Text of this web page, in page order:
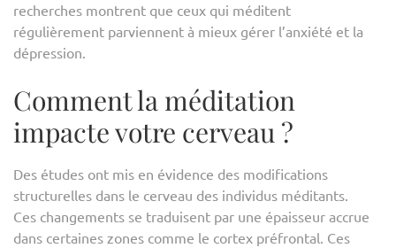
recherches montrent que ceux qui méditent
régulièrement parviennent à mieux gérer l’anxiété et la
dépression.
Comment la méditation
impacte votre cerveau ?
Des études ont mis en évidence des modifications
structurelles dans le cerveau des individus méditants.
Ces changements se traduisent par une épaisseur accrue
dans certaines zones comme le cortex préfrontal. Ces